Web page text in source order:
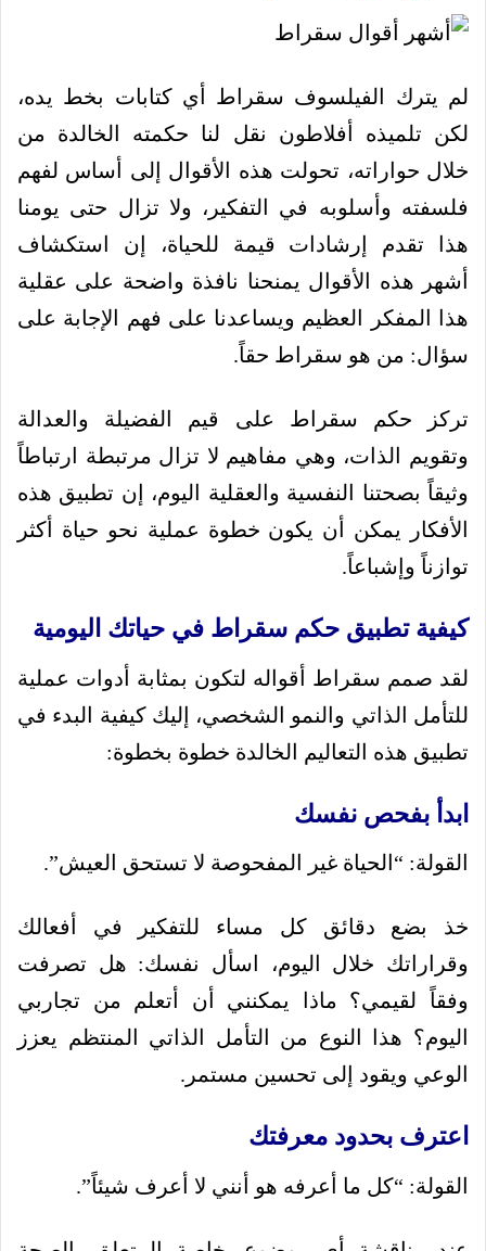
لم يترك الفيلسوف سقراط أي كتابات بخط يده،
لكن تلميذه أفلاطون نقل لنا حكمته الخالدة من
خلال حواراته، تحولت هذه الأقوال إلى أساس لفهم
فلسفته وأسلوبه في التفكير، ولا تزال حتى يومنا
هذا تقدم إرشادات قيمة للحياة، إن استكشاف
أشهر هذه الأقوال يمنحنا نافذة واضحة على عقلية
هذا المفكر العظيم ويساعدنا على فهم الإجابة على
سؤال: من هو سقراط حقاً.
تركز حكم سقراط على قيم الفضيلة والعدالة
وتقويم الذات، وهي مفاهيم لا تزال مرتبطة ارتباطاً
وثيقاً بصحتنا النفسية والعقلية اليوم، إن تطبيق هذه
الأفكار يمكن أن يكون خطوة عملية نحو حياة أكثر
توازناً وإشباعاً.
كيفية تطبيق حكم سقراط في حياتك اليومية
لقد صمم سقراط أقواله لتكون بمثابة أدوات عملية
للتأمل الذاتي والنمو الشخصي، إليك كيفية البدء في
تطبيق هذه التعاليم الخالدة خطوة بخطوة:
ابدأ بفحص نفسك
القولة: “الحياة غير المفحوصة لا تستحق العيش”.
خذ بضع دقائق كل مساء للتفكير في أفعالك
وقراراتك خلال اليوم، اسأل نفسك: هل تصرفت
وفقاً لقيمي؟ ماذا يمكنني أن أتعلم من تجاربي
اليوم؟ هذا النوع من التأمل الذاتي المنتظم يعزز
الوعي ويقود إلى تحسين مستمر.
اعترف بحدود معرفتك
القولة: “كل ما أعرفه هو أنني لا أعرف شيئاً”.